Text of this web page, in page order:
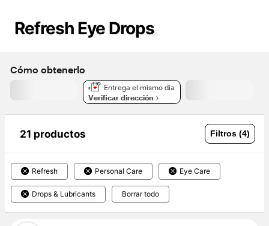
Refresh Eye Drops
Cómo obtenerlo
Entrega el mismo día
Verificar dirección
21 productos Filtros (4)
Refresh Personal Care Eye Care
Drops & Lubricants Borrar todo